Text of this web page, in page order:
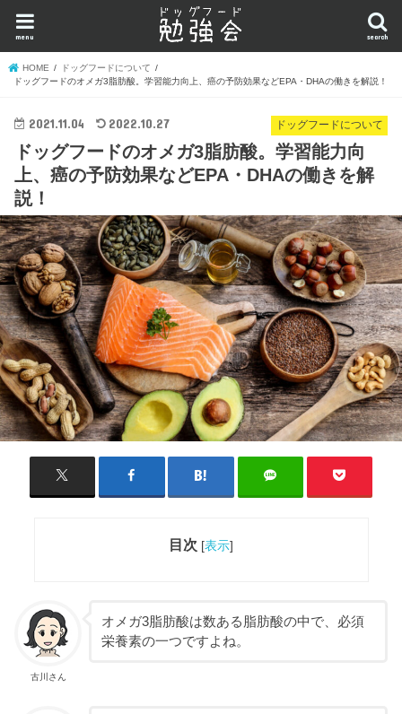
search
menu
HOME
ドッグフードについて
ドッグフードのオメガ3脂肪酸。学習能力向上、癌の予防効果などEPA・DHAの働きを解説！
ドッグフードについて
2021.11.04 2022.10.27
ドッグフードのオメガ3脂肪酸。学習能力向
上、癌の予防効果などEPA・DHAの働きを解
説！
目次 [表示]
古川さん
オメガ3脂肪酸は数ある脂肪酸の中で、必須
栄養素の一つですよね。